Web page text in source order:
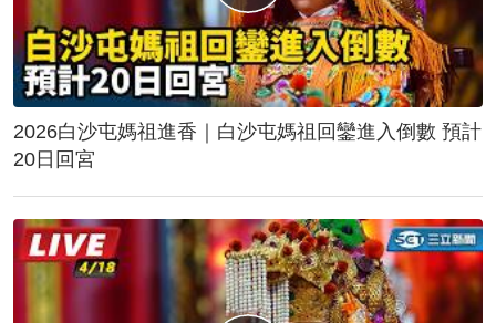
2026白沙屯媽祖進香｜白沙屯媽祖回鑾進入倒數 預計
20日回宮